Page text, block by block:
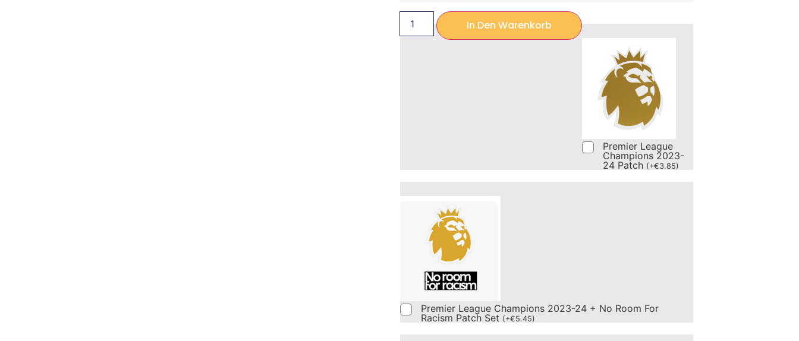
In Den Warenkorb
Premier League
Champions 2023-
24 Patch (+€3.85)
Premier League Champions 2023-24 + No Room For
Racism Patch Set (+€5.45)